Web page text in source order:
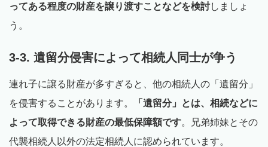
ってある程度の財産を譲り渡すことなどを検討しましょ
う。
3-3. 遺留分侵害によって相続人同士が争う
連れ子に譲る財産が多すぎると、他の相続人の「遺留分」
を侵害することがあります。
「遺留分」とは、相続などに
よって取得できる財産の最低保障額です。兄弟姉妹とその
代襲相続人以外の法定相続人に認められています。